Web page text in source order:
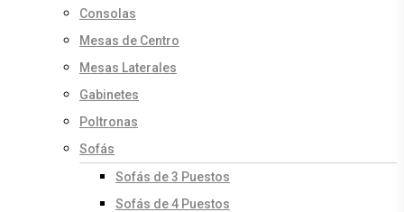
Consolas
Mesas de Centro
Mesas Laterales
Gabinetes
Poltronas
Sofás
Sofás de 3 Puestos
Sofás de 4 Puestos